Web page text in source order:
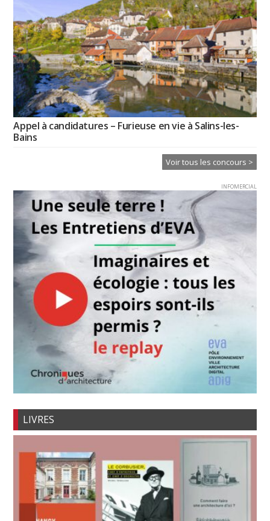
Appel à candidatures – Furieuse en vie à Salins-les-
Bains
Voir tous les concours >
INFOMERCIAL
LIVRES